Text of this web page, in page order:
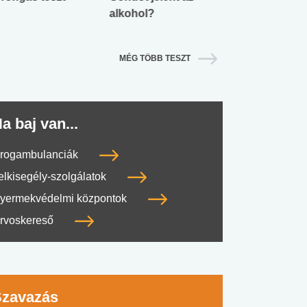
alkohol?
MÉG TÖBB TESZT
baj van...
szolgálatok
központok